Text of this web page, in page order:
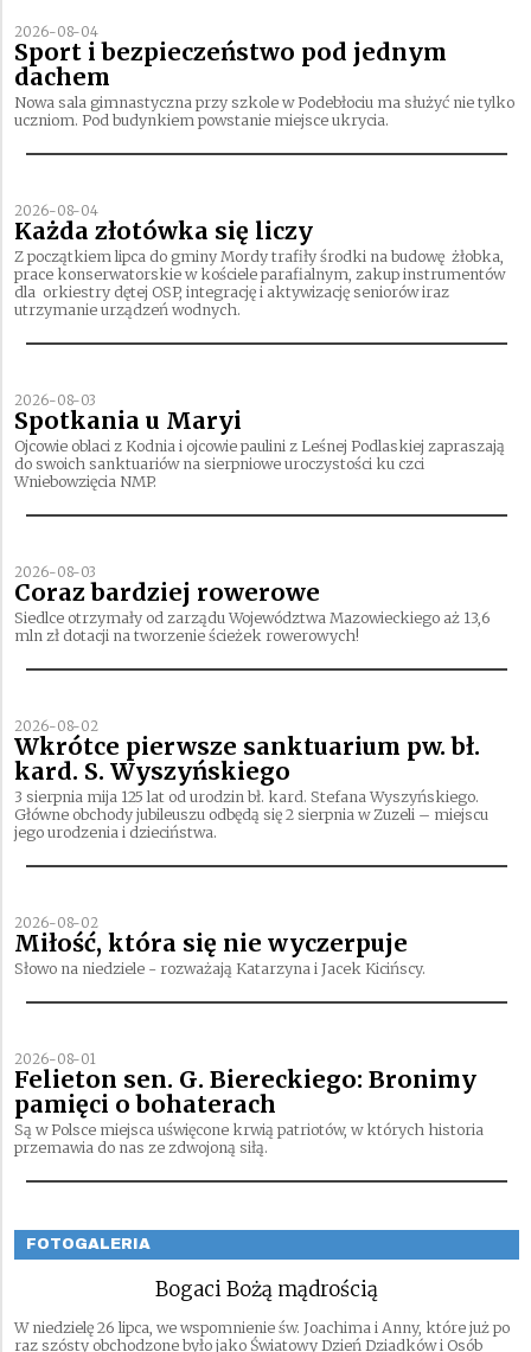
2026-08-04
Sport i bezpieczeństwo pod jednym
dachem
Nowa sala gimnastyczna przy szkole w Podebłociu ma służyć nie tylko
uczniom. Pod budynkiem powstanie miejsce ukrycia.
2026-08-04
Każda złotówka się liczy
Z początkiem lipca do gminy Mordy trafiły środki na budowę żłobka,
prace konserwatorskie w kościele parafialnym, zakup instrumentów
dla orkiestry dętej OSP, integrację i aktywizację seniorów iraz
utrzymanie urządzeń wodnych.
2026-08-03
Spotkania u Maryi
Ojcowie oblaci z Kodnia i ojcowie paulini z Leśnej Podlaskiej zapraszają
do swoich sanktuariów na sierpniowe uroczystości ku czci
Wniebowzięcia NMP.
2026-08-03
Coraz bardziej rowerowe
Siedlce otrzymały od zarządu Województwa Mazowieckiego aż 13,6
mln zł dotacji na tworzenie ścieżek rowerowych!
2026-08-02
Wkrótce pierwsze sanktuarium pw. bł.
kard. S. Wyszyńskiego
3 sierpnia mija 125 lat od urodzin bł. kard. Stefana Wyszyńskiego.
Główne obchody jubileuszu odbędą się 2 sierpnia w Zuzeli – miejscu
jego urodzenia i dzieciństwa.
2026-08-02
Miłość, która się nie wyczerpuje
Słowo na niedziele - rozważają Katarzyna i Jacek Kicińscy.
2026-08-01
Felieton sen. G. Biereckiego: Bronimy
pamięci o bohaterach
Są w Polsce miejsca uświęcone krwią patriotów, w których historia
przemawia do nas ze zdwojoną siłą.
FOTOGALERIA
Bogaci Bożą mądrością
W niedzielę 26 lipca, we wspomnienie św. Joachima i Anny, które już po
raz szósty obchodzone było jako Światowy Dzień Dziadków i Osób